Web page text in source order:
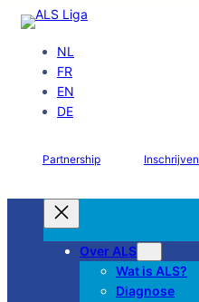
NL
FR
EN
DE
Partnership Inschrijven
Over ALS
Wat is ALS?
Diagnose